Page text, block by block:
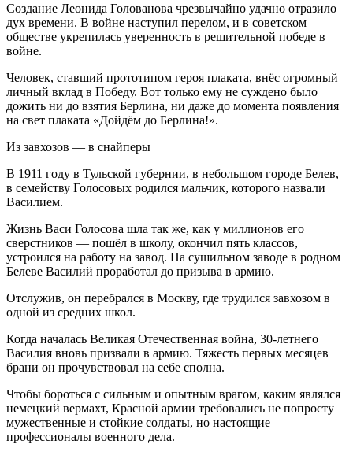
Создание Леонида Голованова чрезвычайно удачно отразило
дух времени. В войне наступил перелом, и в советском
обществе укрепилась уверенность в решительной победе в
войне.
Человек, ставший прототипом героя плаката, внёс огромный
личный вклад в Победу. Вот только ему не суждено было
дожить ни до взятия Берлина, ни даже до момента появления
на свет плаката «Дойдём до Берлина!».
Из завхозов — в снайперы
В 1911 году в Тульской губернии, в небольшом городе Белев,
в семейству Голосовых родился мальчик, которого назвали
Василием.
Жизнь Васи Голосова шла так же, как у миллионов его
сверстников — пошёл в школу, окончил пять классов,
устроился на работу на завод. На сушильном заводе в родном
Белеве Василий проработал до призыва в армию.
Отслужив, он перебрался в Москву, где трудился завхозом в
одной из средних школ.
Когда началась Великая Отечественная война, 30-летнего
Василия вновь призвали в армию. Тяжесть первых месяцев
брани он прочувствовал на себе сполна.
Чтобы бороться с сильным и опытным врагом, каким являлся
немецкий вермахт, Красной армии требовались не попросту
мужественные и стойкие солдаты, но настоящие
профессионалы военного дела.